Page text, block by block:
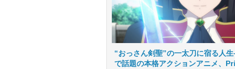
“おっさん剣聖”の一太刀に宿る人
で話題の本格アクションアニメ、